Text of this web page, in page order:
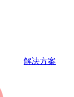
解决方案